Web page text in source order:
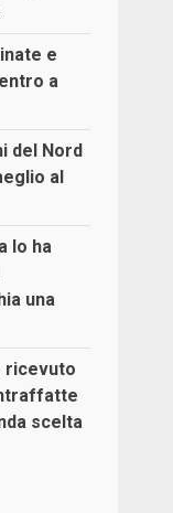
e
a
del Nord
al
lo ha
una
ricevuto
scelta